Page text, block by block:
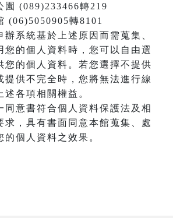
園 (089)233466轉219
(06)5050905轉8101
辦系統基於上述原因而需蒐集、
您的個人資料時，您可以自由選
您的個人資料。若您選擇不提供
提供不完全時，您將無法進行線
述各項相關權益。
同意書符合個人資料保護法及相
求，具有書面同意本館蒐集、處
的個人資料之效果。